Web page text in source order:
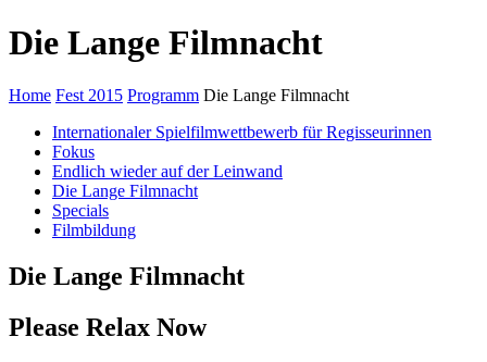
Die Lange Filmnacht
Home Fest 2015 Programm Die Lange Filmnacht
Internationaler Spielfilmwettbewerb für Regisseurinnen
Fokus
Endlich wieder auf der Leinwand
Die Lange Filmnacht
Specials
Filmbildung
Die Lange Filmnacht
Please Relax Now